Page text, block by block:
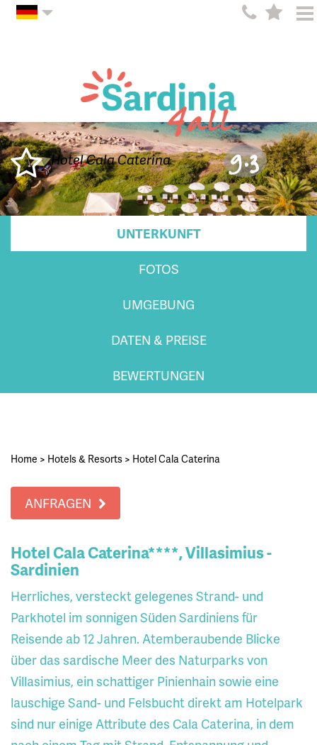
Hotel Cala Caterina 9.3
UNTERKUNFT
FOTOS
UMGEBUNG
DATEN & PREISE
BEWERTUNGEN
Home > Hotels & Resorts > Hotel Cala Caterina
ANFRAGEN
Hotel Cala Caterina****, Villasimius -
Sardinien
Herrliches, versteckt gelegenes Strand- und
Parkhotel im sonnigen Süden Sardiniens für
Reisende ab 12 Jahren. Atemberaubende Blicke
über das sardische Meer des Naturparks von
Villasimius, ein schattiger Pinienhain sowie eine
lauschige Sand- und Felsbucht direkt am Hotelpark
sind nur einige Attribute des Cala Caterina, in dem